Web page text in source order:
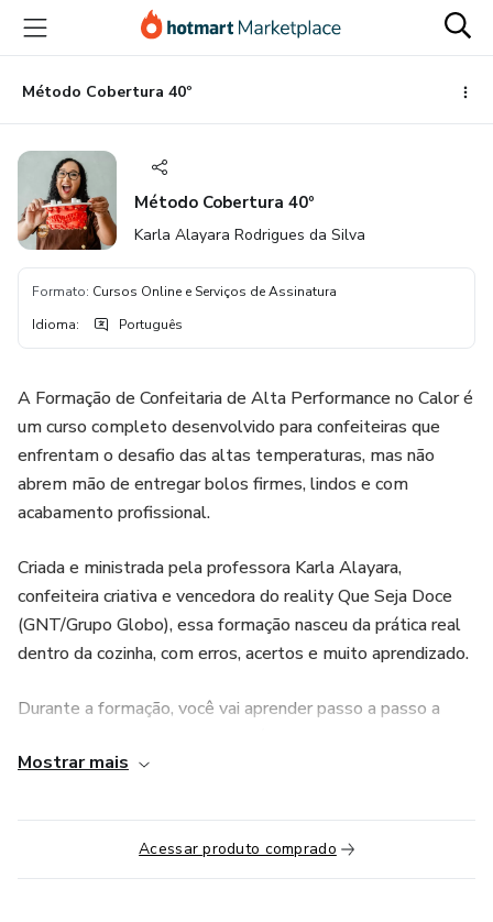
para
conteúdo
principal
para
pagamento
para
rodapéMétodo Cobertura 40º
Método Cobertura 40º
Karla Alayara Rodrigues da Silva
Formato: Cursos Online e Serviços de Assinatura
Idioma: Português
A Formação de Confeitaria de Alta Performance no Calor é
um curso completo desenvolvido para confeiteiras que
enfrentam o desafio das altas temperaturas, mas não
abrem mão de entregar bolos firmes, lindos e com
acabamento profissional.
Criada e ministrada pela professora Karla Alayara,
confeiteira criativa e vencedora do reality Que Seja Doce
(GNT/Grupo Globo), essa formação nasceu da prática real
dentro da cozinha, com erros, acertos e muito aprendizado.
Durante a formação, você vai aprender passo a passo a
desenvolvida para resistir ao calor sem derreter, sem
Vai entender o comportamento da cobertura diferentes
climas, aprender sobre textura, ponto e estruturação de
Mostrar mais
Acessar produto comprado